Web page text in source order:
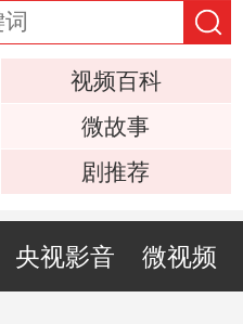
视频百科
微故事
剧推荐
央视影音 微视频